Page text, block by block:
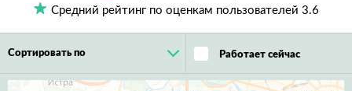
Средний рейтинг по оценкам пользователей 3.6
Сортировать по Работает сейчас